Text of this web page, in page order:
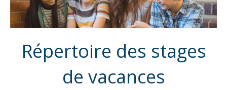
Répertoire des stages
de vacances